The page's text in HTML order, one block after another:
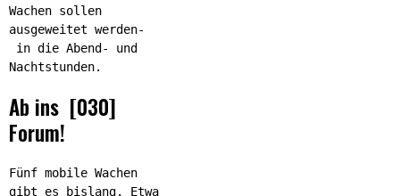
Wachen sollen
ausgeweitet werden-
in die Abend- und
Nachtstunden.
Ab ins [030]
Forum!
Fünf mobile Wachen
gibt es bislang. Etwa